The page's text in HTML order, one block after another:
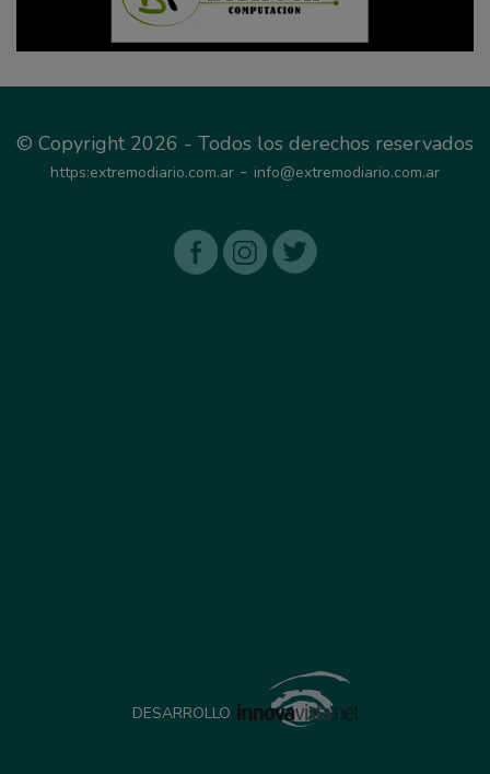
© Copyright 2026 - Todos los derechos reservados
https:extremodiario.com.ar - info@extremodiario.com.ar
DESARROLLO